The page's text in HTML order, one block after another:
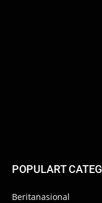
POPULART
Beritanasional